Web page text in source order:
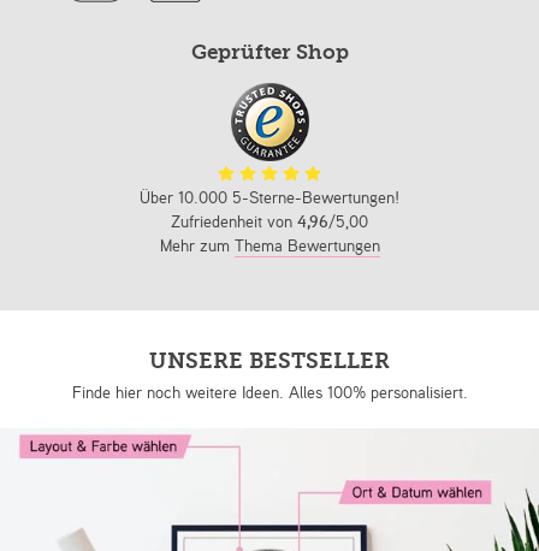
Geprüfter Shop
Über 10.000 5-Sterne-Bewertungen!
Zufriedenheit von 4,96/5,00
Mehr zum Thema Bewertungen
UNSERE BESTSELLER
Finde hier noch weitere Ideen. Alles 100% personalisiert.